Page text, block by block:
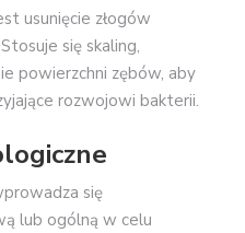
usunięcie złogów
się skaling,
powierzchni zębów, aby
rozwojowi bakterii.
się
lub ogólną w celu